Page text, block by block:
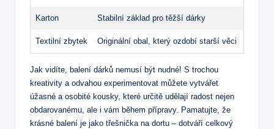
Karton Stabilní základ pro těžší dárky
Textilní zbytek Originální obal, který ozdobí starší věci
Jak vidíte, balení dárků nemusí být nudné! S trochou
kreativity a odvahou experimentovat můžete vytvářet
úžasné a osobité kousky, které určitě udělají radost nejen
obdarovanému, ale i vám během přípravy. Pamatujte, že
krásné balení je jako třešnička na dortu – dotváří celkový